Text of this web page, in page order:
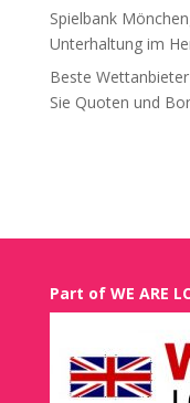
Spielbank
Unterhaltung im
Beste
Sie Quoten und
Part of WE ARE